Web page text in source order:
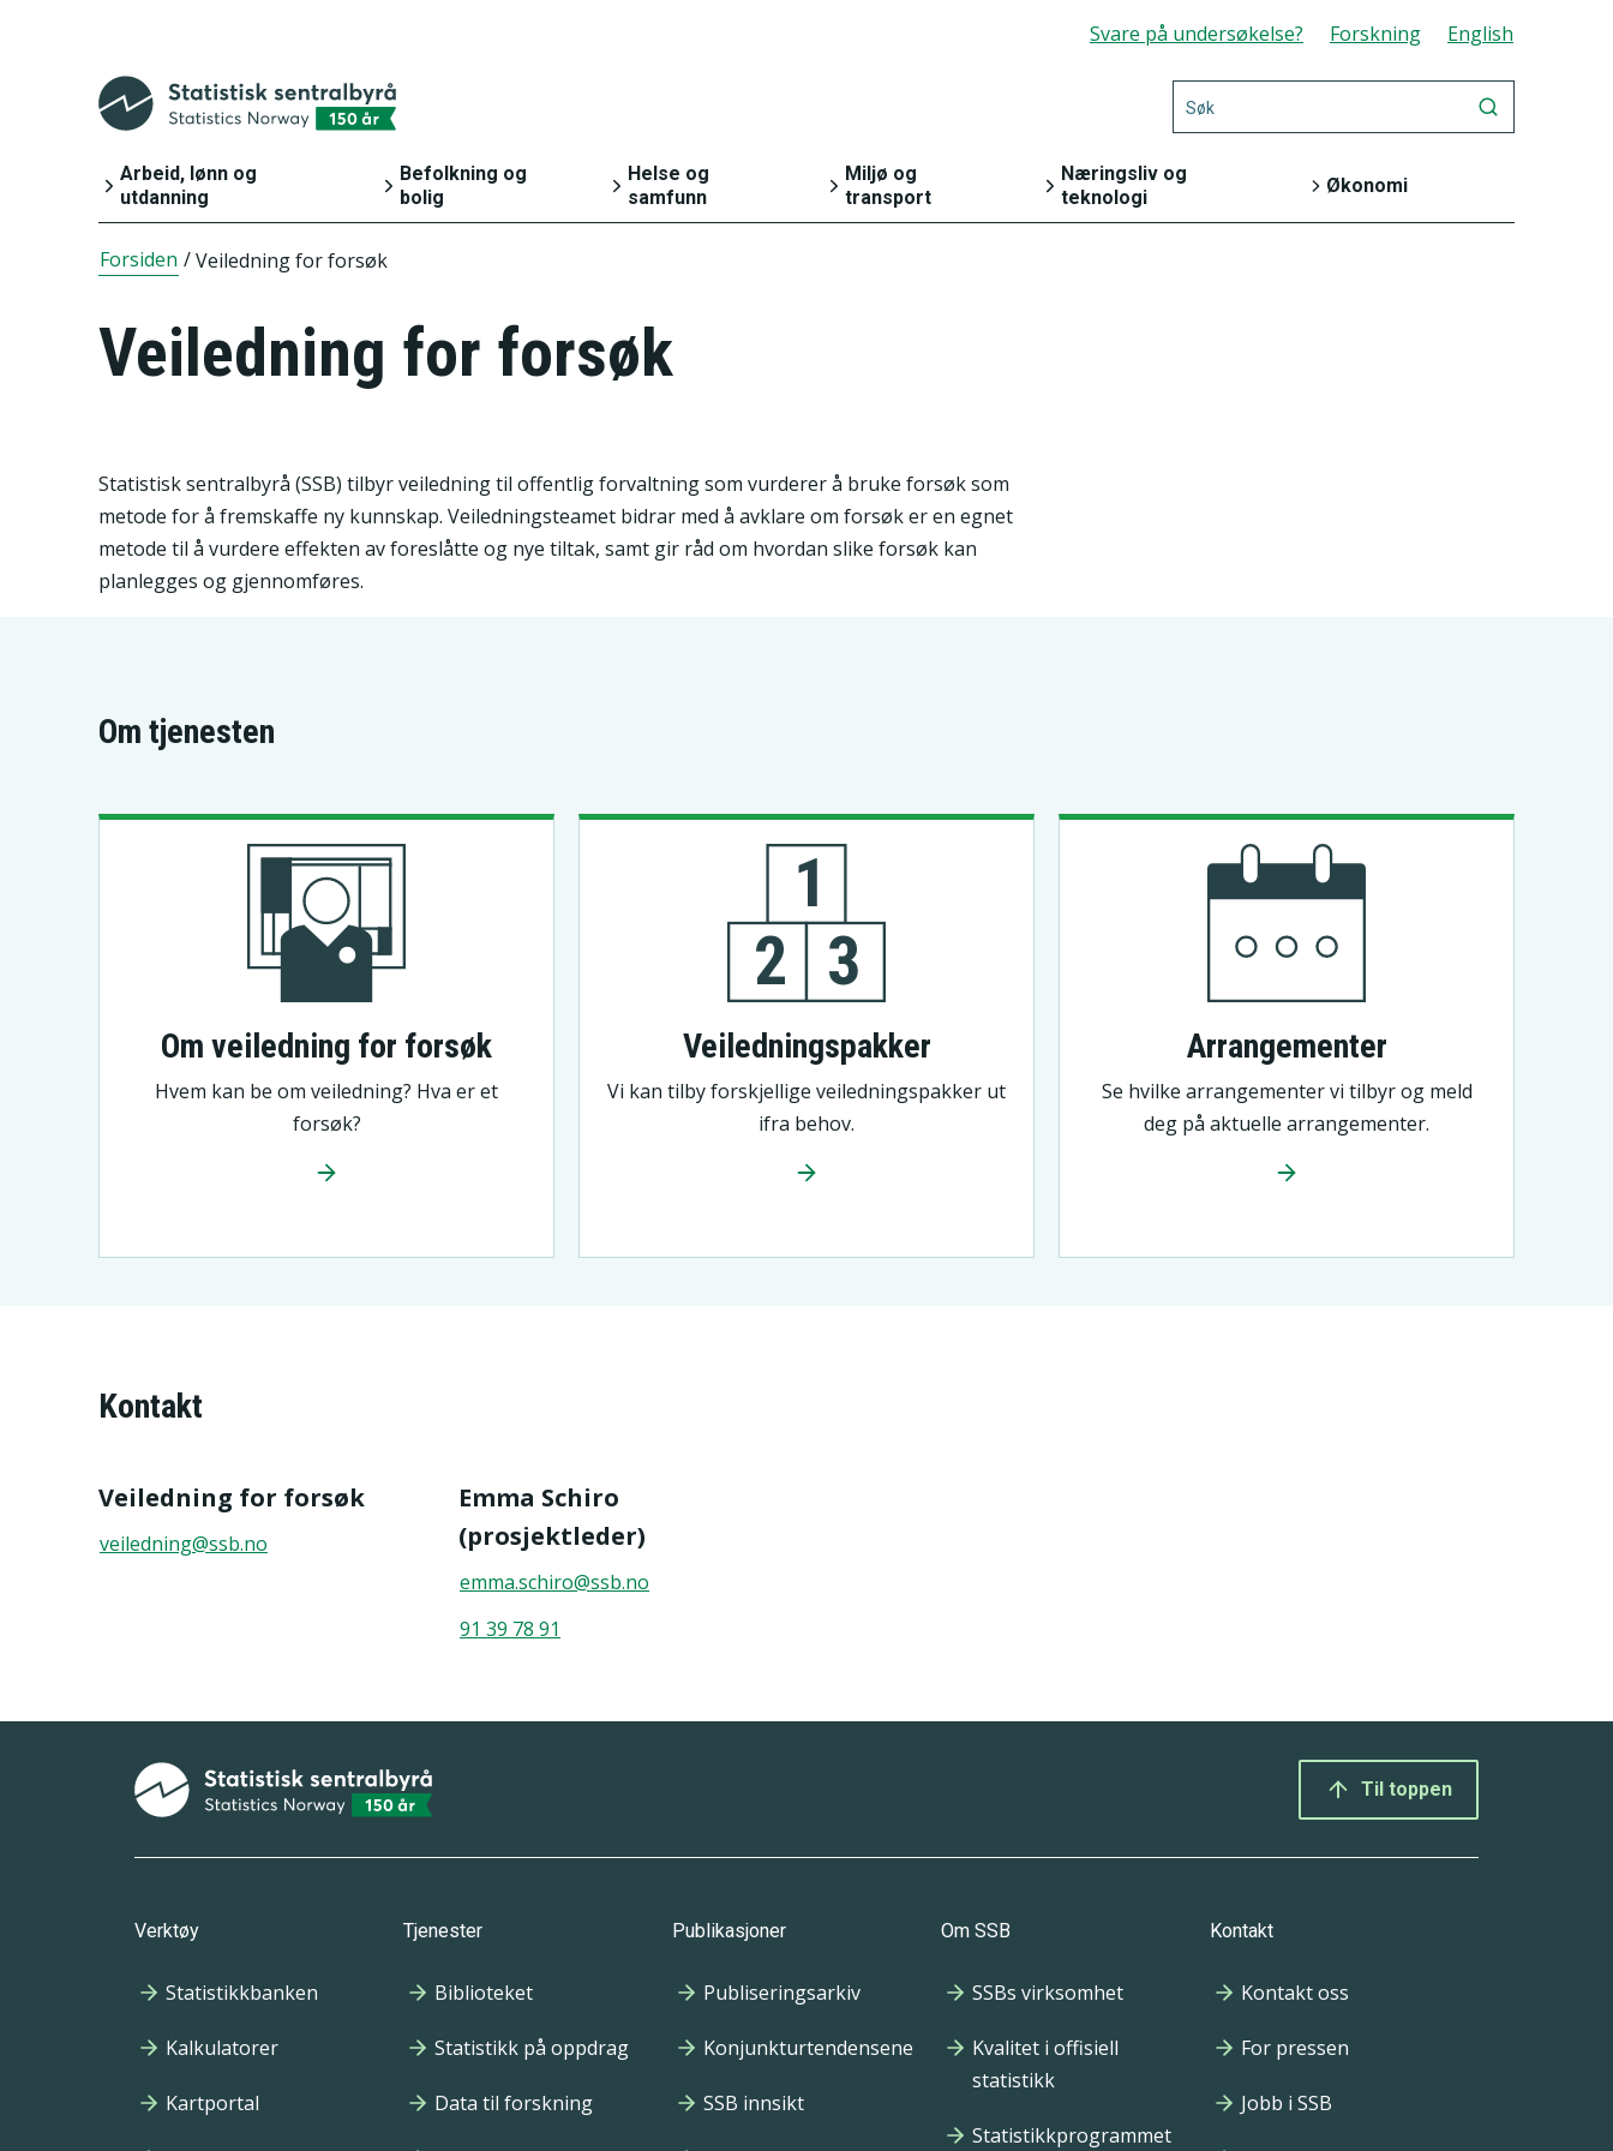
Svare på undersøkelse? Forskning English
Arbeid, lønn og
utdanning
Arbeid og lønn
Inntekt og
forbruk
Befolkning og
bolig
Bygg, bolig og
eiendom
Helse og
samfunn
Kultur og fritid
Sosiale forhold og
Svalbard
Valg
Miljø og
transport
Næringsliv og
teknologi
Økonomi
Forsiden /Veiledning for forsøk
Veiledning for forsøk
Statistisk sentralbyrå (SSB) tilbyr veiledning til offentlig forvaltning som vurderer å bruke forsøk som
metode for å fremskaffe ny kunnskap. Veiledningsteamet bidrar med å avklare om forsøk er en egnet
metode til å vurdere effekten av foreslåtte og nye tiltak, samt gir råd om hvordan slike forsøk kan
planlegges og gjennomføres.
Om tjenesten
Om veiledning for forsøk
Hvem kan be om veiledning? Hva er et
forsøk?
Veiledningspakker
Vi kan tilby forskjellige veiledningspakker ut
ifra behov.
Arrangementer
Se hvilke arrangementer vi tilbyr og meld
deg på aktuelle arrangementer.
Kontakt
Veiledning for forsøk
veiledning@ssb.no
Emma Schiro
(prosjektleder)
emma.schiro@ssb.no
91 39 78 91
Bunnmeny Til toppen
Verktøy
Statistikkbanken
Kalkulatorer
Kartportal
Tjenester
Biblioteket
Statistikk på oppdrag
Data til forskning
Publikasjoner
Publiseringsarkiv
Konjunkturtendensene
SSB innsikt
Om SSB
SSBs virksomhet
Kvalitet i offisiell
statistikk
Statistikkprogrammet
Kontakt
Kontakt oss
For pressen
Jobb i SSB